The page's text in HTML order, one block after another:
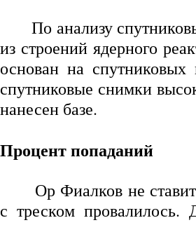
По анализу
из строений ядерного
основан на спутниковых
спутниковые снимки
нанесен базе.
Процент попаданий
Ор Фиалков не
с треском провалилось.